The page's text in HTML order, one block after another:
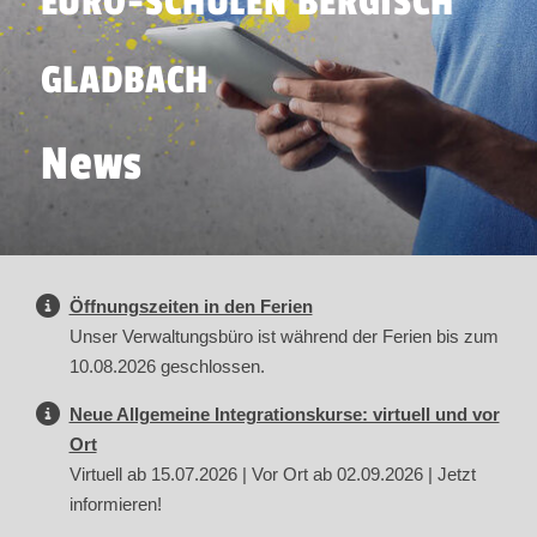
GLADBACH
News
Öffnungszeiten in den Ferien
Unser Verwaltungsbüro ist während der Ferien bis zum
10.08.2026 geschlossen.
Neue Allgemeine Integrationskurse: virtuell und vor
Ort
Virtuell ab 15.07.2026 | Vor Ort ab 02.09.2026 | Jetzt
informieren!